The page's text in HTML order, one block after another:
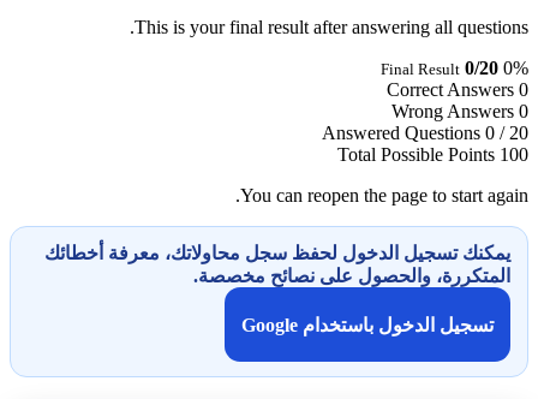
This is your final result after answering all questions.
Final Result 0/20 0%
Correct Answers 0
Wrong Answers 0
Answered Questions 0 / 20
Total Possible Points 100
You can reopen the page to start again.
يمكنك تسجيل الدخول لحفظ سجل محاولاتك، معرفة أخطائك
المتكررة، والحصول على نصائح مخصصة.
تسجيل الدخول باستخدام Google